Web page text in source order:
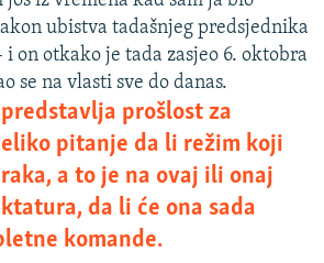
ubistva tadašnjeg predsjednika
i on otkako je tada zasjeo 6. oktobra
se na vlasti sve do danas.
prošlost za
pitanje da li režim koji
a to je na ovaj ili onaj
da li će ona sada
komande.